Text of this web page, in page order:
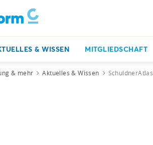
& WISSEN MITGLIEDSCHAFT
& mehr Aktuelles & Wissen SchuldnerAtlas